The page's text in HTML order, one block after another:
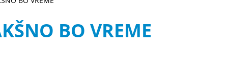
BO VREME